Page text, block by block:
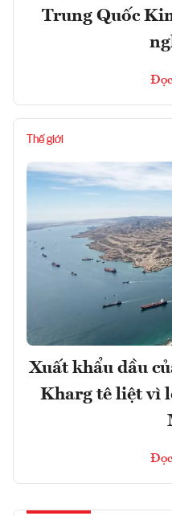
Trung Quốc
Thế giới
Xuất khẩu dầu
Kharg tê liệt vì